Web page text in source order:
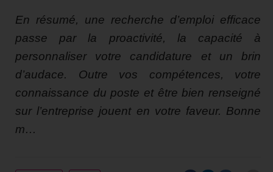
En résumé, une recherche d’emploi efficace
passe par la proactivité, la capacité à
personnaliser votre candidature et un brin
d’audace. Outre vos compétences, votre
connaissance du poste et être bien renseigné
sur l’entreprise jouent en votre faveur. Bonne
m…